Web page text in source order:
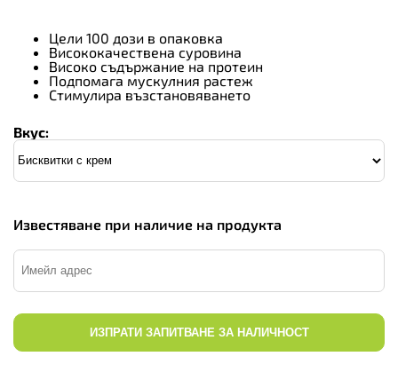
Цели 100 дози в опаковка
Висококачествена суровина
Високо съдържание на протеин
Подпомага мускулния растеж
Стимулира възстановяването
Вкус:
Известяване при наличие на продукта
ИЗПРАТИ ЗАПИТВАНЕ ЗА НАЛИЧНОСТ